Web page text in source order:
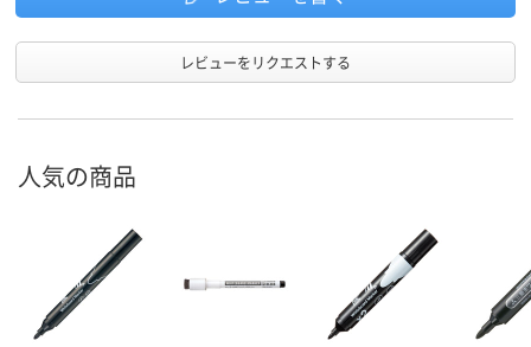
アスクル
70 90
レビューをリクエストする
人気の商品